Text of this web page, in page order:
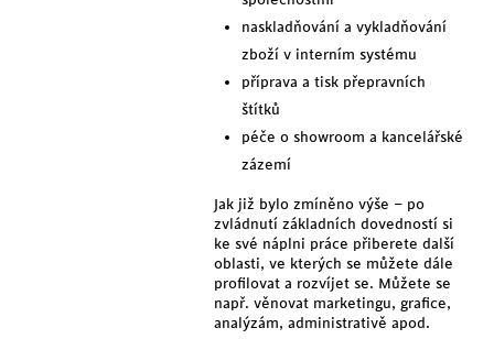
naskladňování a vykladňování
zboží v interním systému
příprava a tisk přepravních
štítků
péče o showroom a kancelářské
zázemí
Jak již bylo zmíněno výše – po
zvládnutí základních dovedností si
ke své náplni práce přiberete další
oblasti, ve kterých se můžete dále
profilovat a rozvíjet se. Můžete se
např. věnovat marketingu, grafice,
analýzám, administrativě apod.